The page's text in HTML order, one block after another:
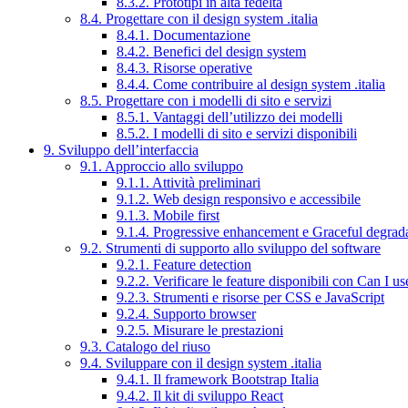
8.4. Progettare con il design system .italia
8.4.1. Documentazione
8.4.2. Benefici del design system
8.4.3. Risorse operative
8.4.4. Come contribuire al design system .italia
8.5. Progettare con i modelli di sito e servizi
8.5.1. Vantaggi dell’utilizzo dei modelli
8.5.2. I modelli di sito e servizi disponibili
9. Sviluppo dell’interfaccia
9.1. Approccio allo sviluppo
9.1.1. Attività preliminari
9.1.2. Web design responsivo e accessibile
9.1.3. Mobile first
9.1.4. Progressive enhancement e Graceful
9.2. Strumenti di supporto allo sviluppo del software
9.2.1. Feature detection
9.2.2. Verificare le feature disponibili con Can I
9.2.3. Strumenti e risorse per CSS e JavaScript
9.2.4. Supporto browser
9.2.5. Misurare le prestazioni
9.3. Catalogo del riuso
9.4. Sviluppare con il design system .italia
9.4.1. Il framework Bootstrap Italia
9.4.2. Il kit di sviluppo React